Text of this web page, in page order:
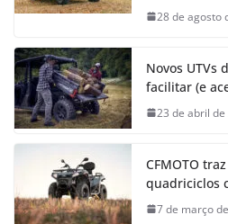
28 de agosto
Novos UTVs
facilitar (e
23 de abril de
CFMOTO
quadriciclos
7 de março